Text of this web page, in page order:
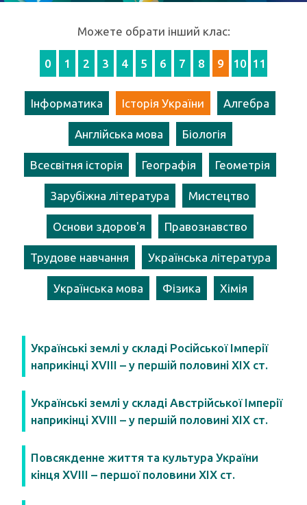
Можете обрати інший клас:
0 1 2 3 4 5 6 7 8 9 10 11
Інформатика Історія України Алгебра
Англійська мова Біологія
Всесвітня історія Географія Геометрія
Зарубіжна література Мистецтво
Основи здоров'я Правознавство
Трудове навчання Українська література
Українська мова Фізика Хімія
Українські землі у складі Російської Імперії
наприкінці XVIII – у першій половині XIX ст.
Українські землі у складі Австрійської Імперії
наприкінці XVIII – у першій половині XIX ст.
Повсякденне життя та культура України
кінця XVIII – першої половини XIX ст.